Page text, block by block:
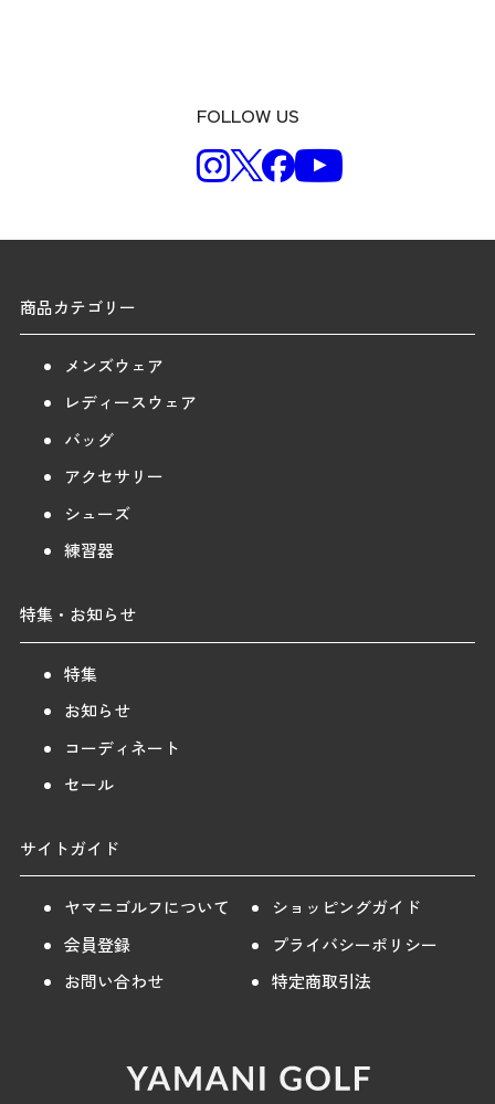
FOLLOW US
商品カテゴリー
メンズウェア
レディースウェア
バッグ
アクセサリー
シューズ
練習器
特集・お知らせ
特集
お知らせ
コーディネート
セール
サイトガイド
ヤマニゴルフについて
ショッピングガイド
会員登録
プライバシーポリシー
お問い合わせ
特定商取引法